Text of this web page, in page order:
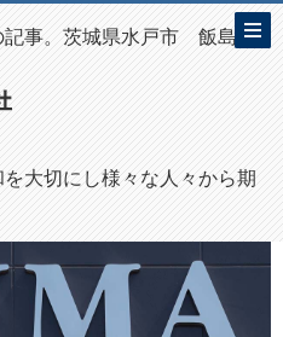
記事。茨城県水戸市 飯島プ
大切にし様々な人々から期